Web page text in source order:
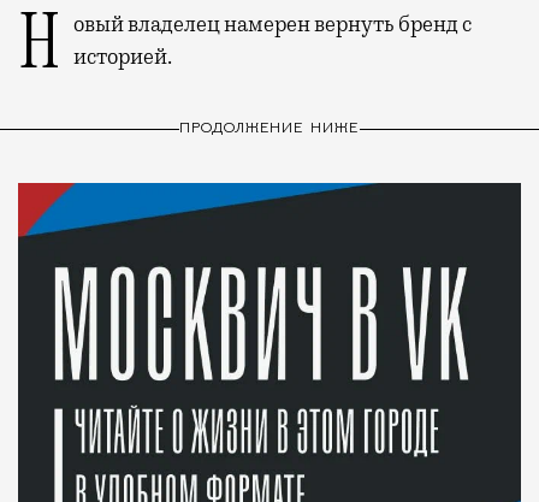
Новый владелец намерен вернуть бренд с историей.
ПРОДОЛЖЕНИЕ НИЖЕ